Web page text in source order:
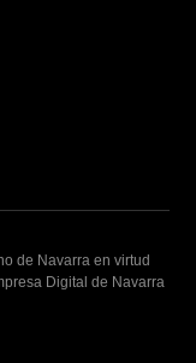
de Navarra en virtud
Digital de Navarra